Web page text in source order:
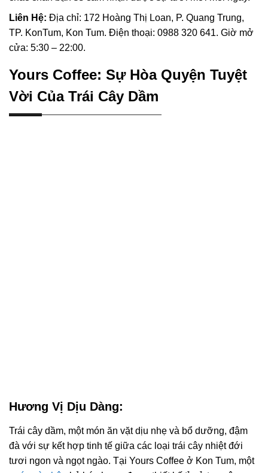
Liên Hệ: Địa chỉ: 172 Hoàng Thị Loan, P. Quang Trung,
TP. KonTum, Kon Tum. Điện thoại: 0988 320 641. Giờ mở
cửa: 5:30 – 22:00.
Yours Coffee: Sự Hòa Quyện Tuyệt
Vời Của Trái Cây Dầm
Hương Vị Dịu Dàng:
Trái cây dầm, một món ăn vặt dịu nhẹ và bổ dưỡng, đậm
đà với sự kết hợp tinh tế giữa các loại trái cây nhiệt đới
tươi ngon và ngọt ngào. Tại Yours Coffee ở Kon Tum, một